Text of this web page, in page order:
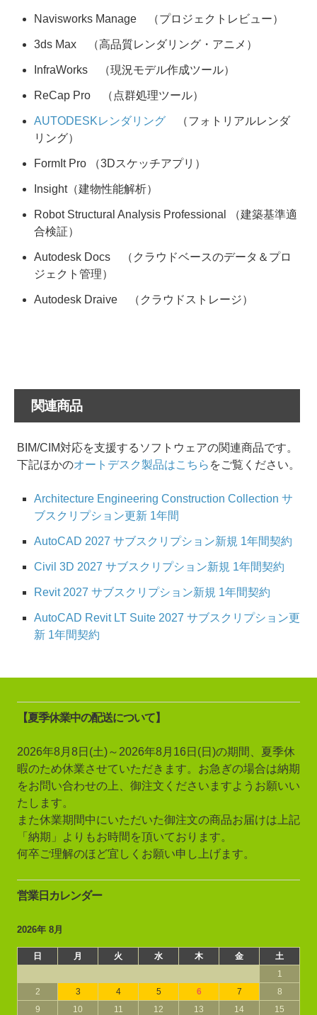
Navisworks Manage （プロジェクトレビュー）
3ds Max （高品質レンダリング・アニメ）
InfraWorks （現況モデル作成ツール）
ReCap Pro （点群処理ツール）
AUTODESKレンダリング （フォトリアルレンダ
リング）
FormIt Pro （3Dスケッチアプリ）
Insight（建物性能解析）
Robot Structural Analysis Professional （建築基準適
合検証）
Autodesk Docs （クラウドベースのデータ＆プロ
ジェクト管理）
Autodesk Draive （クラウドストレージ）
関連商品
BIM/CIM対応を支援するソフトウェアの関連商品です。
下記ほかのオートデスク製品はこちら をご覧ください。
Architecture Engineering Construction Collection サ
ブスクリプション更新 1年間
AutoCAD 2027 サブスクリプション新規 1年間契約
Civil 3D 2027 サブスクリプション新規 1年間契約
Revit 2027 サブスクリプション新規 1年間契約
AutoCAD Revit LT Suite 2027 サブスクリプション更
新 1年間契約
【夏季休業中の配送について】
2026年8月8日(土)～2026年8月16日(日)の期間、夏季休
暇のため休業させていただきます。お急ぎの場合は納期
をお問い合わせの上、御注文くださいますようお願いい
たします。
また休業期間中にいただいた御注文の商品お届けは上記
「納期」よりもお時間を頂いております。
何卒ご理解のほど宜しくお願い申し上げます。
営業日カレンダー
2026年 8月
日 月 火 水 木 金
土
1
2
3 4 5 6 7
8
9
10 11 12 13 14 15